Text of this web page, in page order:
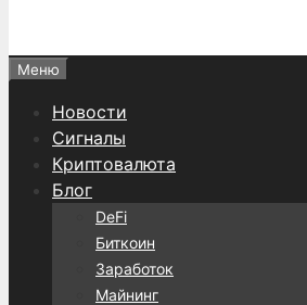
Меню
Новости
Сигналы
Криптовалюта
Блог
DeFi
Биткоин
Заработок
Майнинг